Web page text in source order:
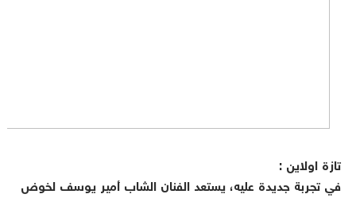
تازة اولاين :
في تجربة جديدة عليه، يستعد الفنان الشاب أمير يوسف لخوض